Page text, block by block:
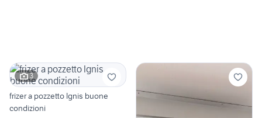
3
frizer a pozzetto Ignis buone
condizioni